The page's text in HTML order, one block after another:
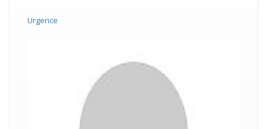
Urgence